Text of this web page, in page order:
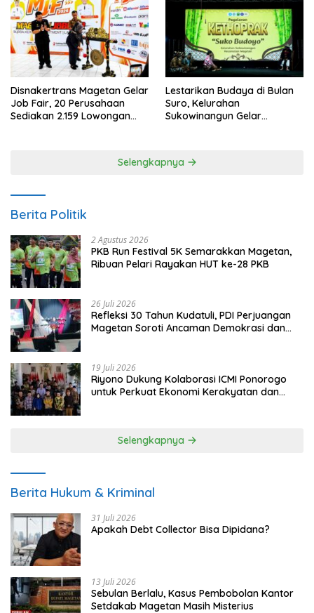
Disnakertrans Magetan Gelar
Job Fair, 20 Perusahaan
Sediakan 2.159 Lowongan
Lestarikan Budaya di Bulan
Suro, Kelurahan
Sukowinangun Gelar
Selengkapnya
Berita Politik
2 Agustus 2026
PKB Run Festival 5K Semarakkan Magetan,
Ribuan Pelari Rayakan HUT ke-28 PKB
26 Juli 2026
Refleksi 30 Tahun Kudatuli, PDI Perjuangan
Magetan Soroti Ancaman Demokrasi dan
19 Juli 2026
Riyono Dukung Kolaborasi ICMI Ponorogo
untuk Perkuat Ekonomi Kerakyatan dan
Selengkapnya
Berita Hukum & Kriminal
31 Juli 2026
Apakah Debt Collector Bisa Dipidana?
13 Juli 2026
Sebulan Berlalu, Kasus Pembobolan Kantor
Setdakab Magetan Masih Misterius